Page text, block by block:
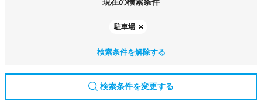
駐車場
検索条件を解除する
検索条件を変更する